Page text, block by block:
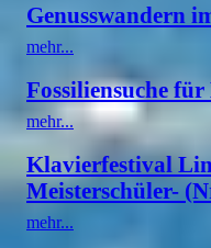
Genusswandern
mehr...
Fossiliensuche
mehr...
Klavierfestival
Meisterschüler-
mehr...